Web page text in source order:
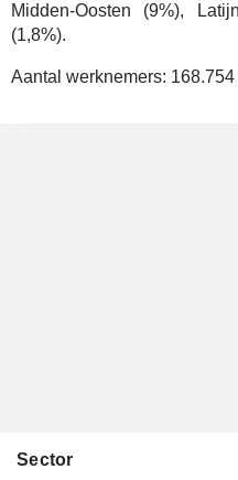
Midden-Oosten (9%),
(1,8%).
Aantal werknemers: 168.754
Sector